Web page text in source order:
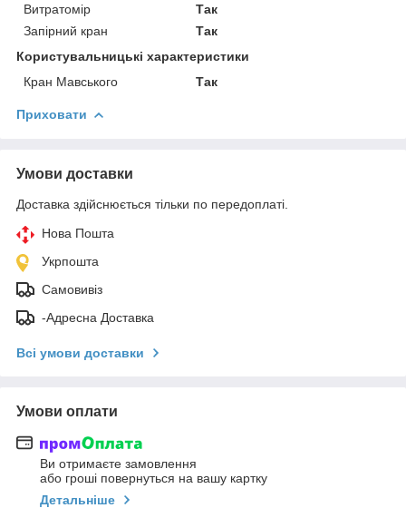
Витратомір
Так
Запірний кран
Так
Користувальницькі характеристики
Кран Мавського
Так
Приховати
Умови доставки
Доставка здійснюється тільки по передоплаті.
Нова Пошта
Укрпошта
Самовивіз
-Адресна Доставка
Всі умови доставки
Умови оплати
Ви отримаєте замовлення
або гроші повернуться на вашу картку
Детальніше